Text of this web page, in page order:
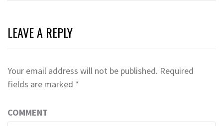
LEAVE A REPLY
Your email address will not be published. Required
fields are marked *
COMMENT